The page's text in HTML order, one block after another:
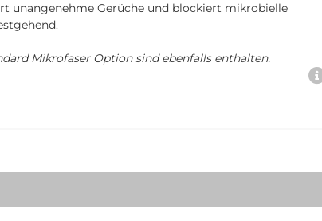
unangenehme Gerüche und blockiert mikrobielle
Mikrofaser Option sind ebenfalls enthalten.